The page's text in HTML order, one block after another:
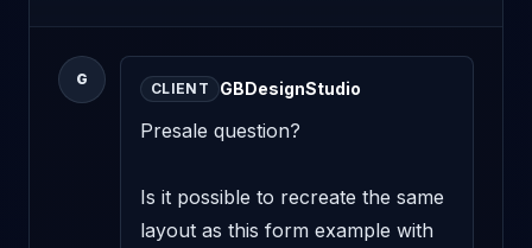
G
CLIENT GBDesignStudio
Presale question?
Is it possible to recreate the same
layout as this form example with